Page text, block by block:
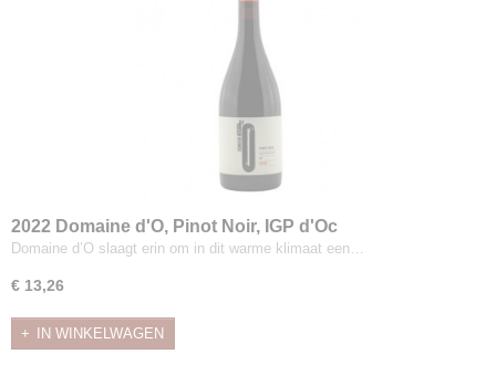
2022 Domaine d'O, Pinot Noir, IGP d'Oc
Domaine d’O slaagt erin om in dit warme klimaat een…
€ 13,26
IN WINKELWAGEN